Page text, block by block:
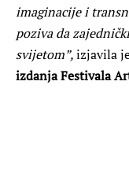
imaginacije i
poziva da
svijetom”,izjavila
izdanja Festivala